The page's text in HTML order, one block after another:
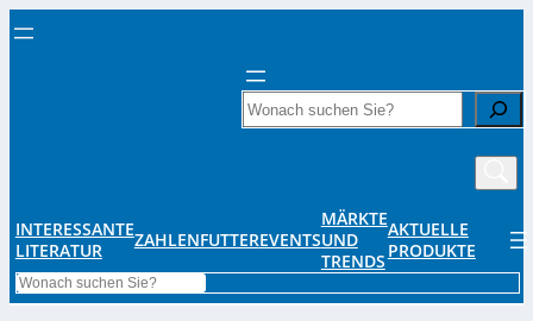
Search
INTERESSANTE
LITERATUR
ZAHLENFUTTEREVENTS
MÄRKTE
UND
TRENDS
AKTUELLE
PRODUKTE
Search